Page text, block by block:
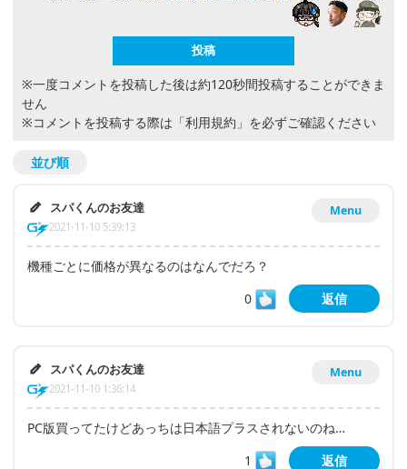
※一度コメントを投稿した後は約120秒間投稿することができま
せん
※コメントを投稿する際は 「利用規約」 を必ずご確認ください
並び順
Menu
スパくんのお友達
2021-11-10 5:39:13
機種ごとに価格が異なるのはなんでだろ？
0
返信
Menu
スパくんのお友達
2021-11-10 1:36:14
PC版買ってたけどあっちは日本語プラスされないのね…
1
返信